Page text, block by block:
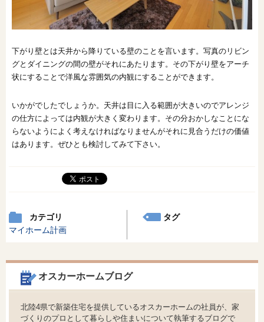
下がり壁とは天井から降りている壁のことを言います。写真のリビン
グとダイニングの間の壁がそれにあたります。その下がり壁をアーチ
状にすることで洋風な雰囲気の内観にすることができます。
いかがでしたでしょうか。天井は目に入る範囲が大きいのでアレンジ
の仕方によっては内観が大きく変わります。その分おかしなことにな
らないようによく考えなければなりませんがそれに見合うだけの価値
はあります。ぜひとも検討してみて下さい。
カテゴリ
マイホーム計画
タグ
オスカーホームブログ
北陸4県で新築住宅を提供しているオスカーホームの社員が、家
づくりのプロとして暮らしや住まいについて執筆するブログで